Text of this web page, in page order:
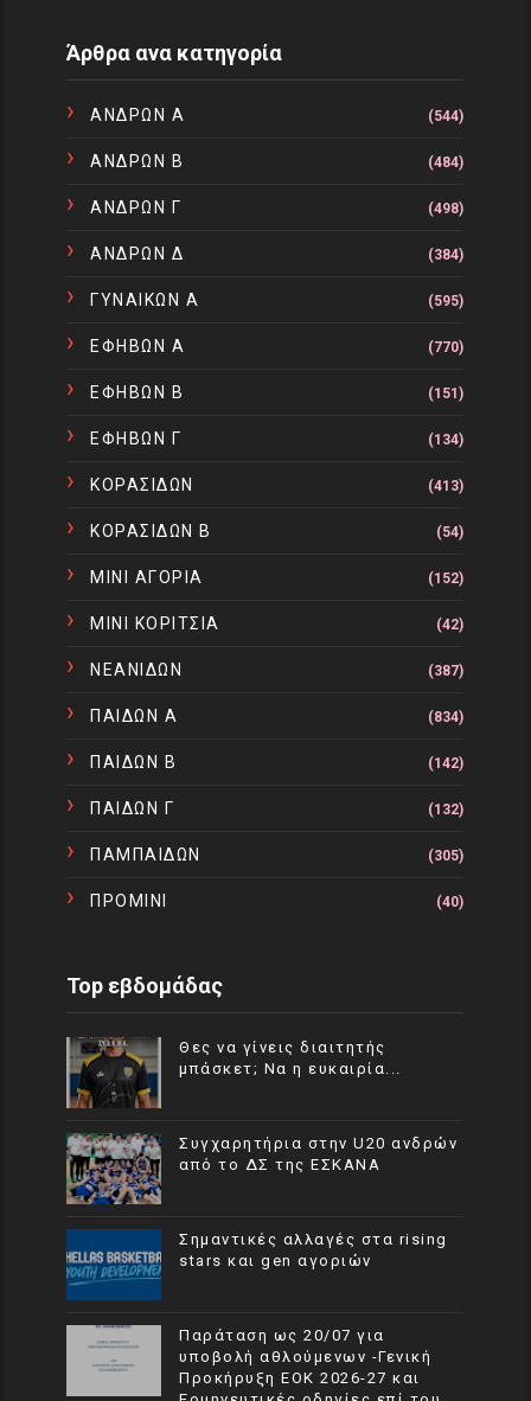
Άρθρα ανα κατηγορία
ΑΝΔΡΩΝ Α (544)
ΑΝΔΡΩΝ Β (484)
ΑΝΔΡΩΝ Γ (498)
ΑΝΔΡΩΝ Δ (384)
ΓΥΝΑΙΚΩΝ Α (595)
ΕΦΗΒΩΝ Α (770)
ΕΦΗΒΩΝ Β (151)
ΕΦΗΒΩΝ Γ (134)
ΚΟΡΑΣΙΔΩΝ (413)
ΚΟΡΑΣΙΔΩΝ Β (54)
ΜΙΝΙ ΑΓΟΡΙΑ (152)
ΜΙΝΙ ΚΟΡΙΤΣΙΑ (42)
ΝΕΑΝΙΔΩΝ (387)
ΠΑΙΔΩΝ Α (834)
ΠΑΙΔΩΝ Β (142)
ΠΑΙΔΩΝ Γ (132)
ΠΑΜΠΑΙΔΩΝ (305)
ΠΡΟΜΙΝΙ (40)
Top εβδομάδας
Θες να γίνεις διαιτητής
μπάσκετ; Να η ευκαιρία...
Συγχαρητήρια στην U20 ανδρών
από το ΔΣ της ΕΣΚΑΝΑ
Σημαντικές αλλαγές στα rising
stars και gen αγοριών
Παράταση ως 20/07 για
υποβολή αθλούμενων -Γενική
Προκήρυξη ΕΟΚ 2026-27 και